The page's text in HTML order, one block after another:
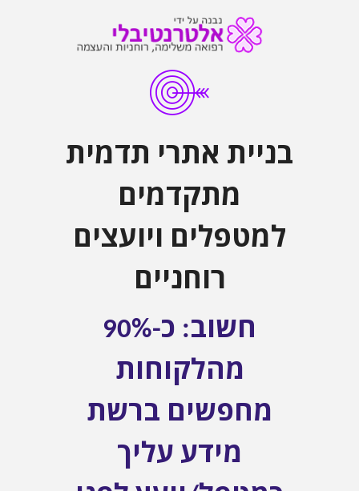
בניית אתרי תדמית
מתקדמים
למטפלים ויועצים
רוחניים
חשוב: כ-90%
מהלקוחות
מחפשים ברשת
מידע עליך